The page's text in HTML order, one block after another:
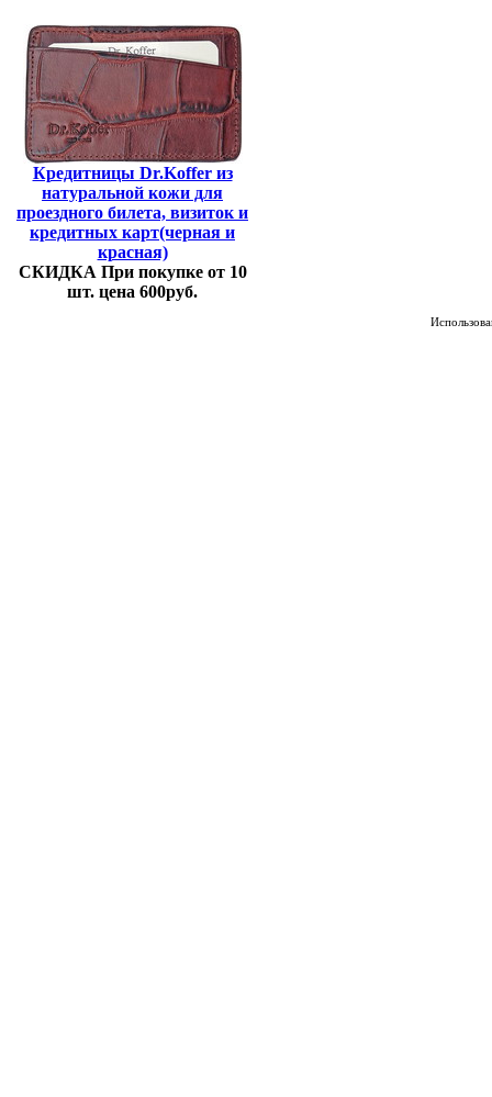
Кредитницы Dr.Koffer из
натуральной кожи для
проездного билета, визиток и
кредитных карт(черная и
красная)
СКИДКА При покупке от 10
шт. цена 600руб.